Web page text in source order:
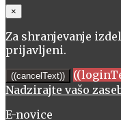
×
Za shranjevanje
prijavljeni.
((cancelText))
Nadzirajte vašo
E-novice